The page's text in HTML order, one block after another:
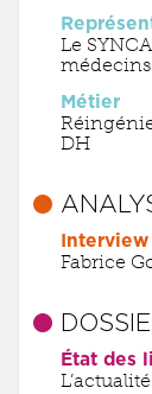
Le
médecins
Métier
DH
Interview
Fabrice
État des